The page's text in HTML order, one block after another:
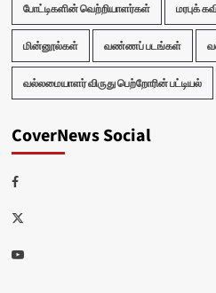
போட்டிகளின் வெற்றியாளர்கள் மரபுக்
மின்னூல்கள் வண்ணப் படங்கள்
வல்லமையாளர் விருது பெற்றோரின் பட்டியல்
CoverNews Social
Facebook
Twitter
Youtube